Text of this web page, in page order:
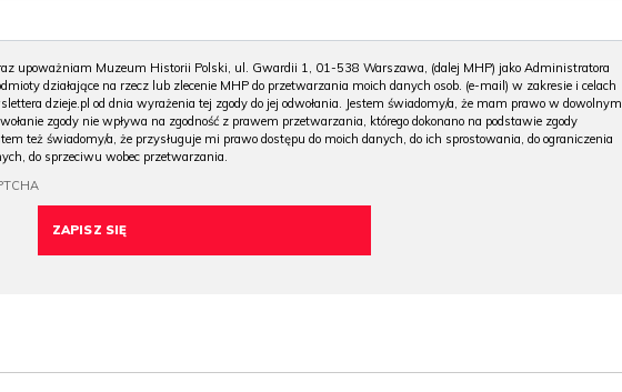
upoważniam Muzeum Historii Polski, ul. Gwardii 1, 01-538 Warszawa, (dalej MHP) jako Administratora
działające na rzecz lub zlecenie MHP do przetwarzania moich danych osob. (e-mail) w zakresie i celach
dzieje.pl od dnia wyrażenia tej zgody do jej odwołania. Jestem świadomy/a, że mam prawo w dowolnym
zgody nie wpływa na zgodność z prawem przetwarzania, którego dokonano na podstawie zgody
też świadomy/a, że przysługuje mi prawo dostępu do moich danych, do ich sprostowania, do ograniczenia
do sprzeciwu wobec przetwarzania.